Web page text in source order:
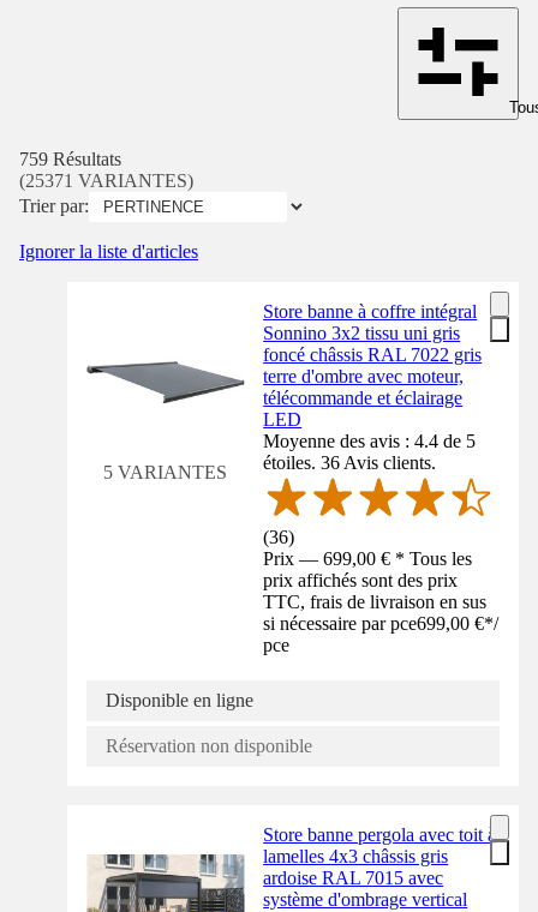
759 Résultats
(25371 VARIANTES)
Trier par:
Ignorer la liste d'articles
5 VARIANTES
Store banne à coffre intégral
Sonnino 3x2 tissu uni gris
foncé châssis RAL 7022 gris
terre d'ombre avec moteur,
télécommande et éclairage
LED
Moyenne des avis : 4.4 de 5
étoiles. 36 Avis clients.
(36)
Prix — 699,00 € * Tous les
prix affichés sont des prix
TTC, frais de livraison en sus
si nécessaire par pce699,00 €*/
pce
Disponible en ligne
Réservation non disponible
Store banne pergola avec toit à
lamelles 4x3 châssis gris
ardoise RAL 7015 avec
système d'ombrage vertical